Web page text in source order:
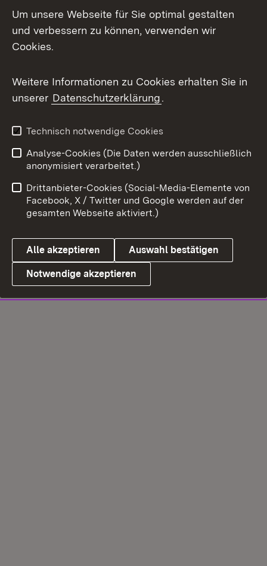
Um unsere Webseite für Sie optimal gestalten
und verbessern zu können, verwenden wir
Cookies.
Weitere Informationen zu Cookies erhalten Sie in
unserer Datenschutzerklärung.
Technisch notwendige Cookies
Analyse-Cookies (Die Daten werden ausschließlich
anonymisiert verarbeitet.)
Drittanbieter-Cookies (Social-Media-Elemente von
Facebook, X / Twitter und Google werden auf der
gesamten Webseite aktiviert.)
Alle akzeptieren Auswahl bestätigen
Notwendige akzeptieren